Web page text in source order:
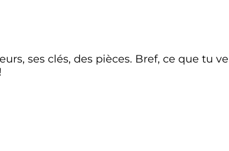
ses clés, des pièces. Bref, ce que tu